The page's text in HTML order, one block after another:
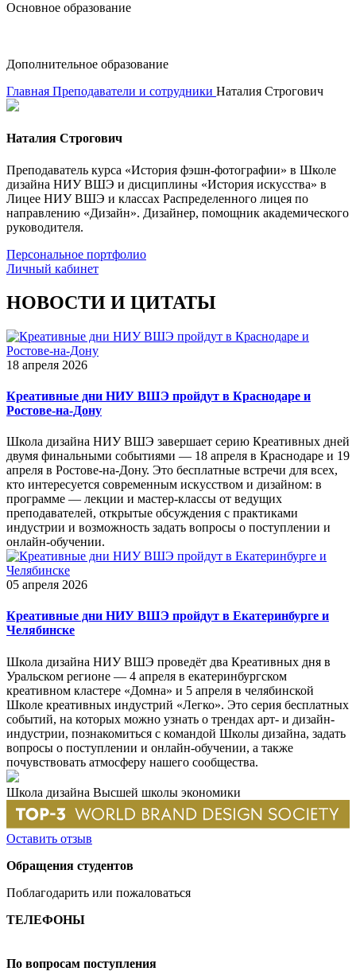
Основное образование
Дополнительное образование
Главная Преподаватели и сотрудники Наталия Строгович
Наталия Строгович
Преподаватель курса «История фэшн-фотографии» в Школе
дизайна НИУ ВШЭ и дисциплины «История искусства» в
Лицее НИУ ВШЭ и классах Распределенного лицея по
направлению «Дизайн». Дизайнер, помощник академического
руководителя.
Персональное портфолио
Личный кабинет
НОВОСТИ И ЦИТАТЫ
18 апреля 2026
Креативные дни НИУ ВШЭ пройдут в Краснодаре и
Ростове-на-Дону
Школа дизайна НИУ ВШЭ завершает серию Креативных дней
двумя финальными событиями — 18 апреля в Краснодаре и 19
апреля в Ростове-на-Дону. Это бесплатные встречи для всех,
кто интересуется современным искусством и дизайном: в
программе — лекции и мастер-классы от ведущих
преподавателей, открытые обсуждения с практиками
индустрии и возможность задать вопросы о поступлении и
онлайн-обучении.
05 апреля 2026
Креативные дни НИУ ВШЭ пройдут в Екатеринбурге и
Челябинске
Школа дизайна НИУ ВШЭ проведёт два Креативных дня в
Уральском регионе — 4 апреля в екатеринбургском
креативном кластере «Домна» и 5 апреля в челябинской
Школе креативных индустрий «Легко». Это серия бесплатных
событий, на которых можно узнать о трендах арт- и дизайн-
индустрии, познакомиться с командой Школы дизайна, задать
вопросы о поступлении и онлайн-обучении, а также
почувствовать атмосферу нашего сообщества.
Школа дизайна Высшей школы экономики
Оставить отзыв
Обращения студентов
Поблагодарить или пожаловаться
ТЕЛЕФОНЫ
По вопросам поступления